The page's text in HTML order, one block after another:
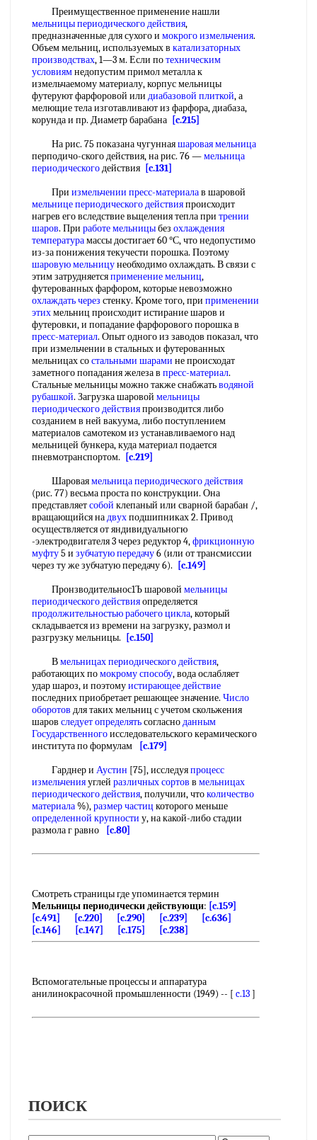
Преимущественное применение нашли
мельницы периодического действия,
предназначенные для сухого и мокрого измельчения.
Объем мельниц, используемых в катализаторных
производствах, 1—3 м. Если потехническим
условиямнедопустим примол металла к
измельчаемому материалу, корпус мельницы
футеруют фарфоровой или диабазовой плиткой, а
мелющие тела изготавливают из фарфора, диабаза,
корунда и пр. Диаметр барабана [c.215]
На рис. 75 показана чугуннаяшаровая мельница
перподичо-ского действия, на рис. 76 —мельница
периодическогодействия [c.131]
При измельчении пресс-материалав шаровой
мельнице периодического действияпроисходит
нагрев его вследствие вьщеления тепла при трении
шаров. При работе мельницыбез охлаждения
температурамассы достигает 60 °С, что недопустимо
из-за понижения текучести порошка. Поэтому
шаровую мельницунеобходимо охлаждать. В связи с
этим затрудняетсяприменение мельниц,
футерованных фарфором, которые невозможно
охлаждать через стенку. Кроме того, при применении
этихмельниц происходит истирание шаров и
футеровки, и попадание фарфорового порошка в
пресс-материал. Опыт одного из заводов показал, что
при измельчении в стальных и футерованных
мельницах состальными шарами не происходат
заметного попадания железа в пресс-материал.
Стальные мельницы можно также снабжатьводяной
рубашкой. Загрузка шаровой мельницы
периодического действияпроизводится либо
созданием в ней вакуума, либо поступлением
материалов самотеком из устанавливаемого над
мельницей бункера, куда материал подается
пневмотранспортом.
[c.219]
Шароваямельница периодического действия
(рис. 77) весьма проста по конструкции. Она
представляетсобой клепаный или сварной барабан /,
вращающийся надвухподшипниках 2. Привод
осуществляется от яндивидуальногю
-электродвигателя 3 через редуктор 4,фрикционную
муфту5 и зубчатую передачу6 (или от трансмиссии
через ту же зубчатую передачу 6).
[c.149]
Пронзводительнос1Ъ шаровой мельницы
периодического действияопределяется
продолжительностью рабочего цикла, который
складывается из времени на загрузку, размол и
разгрузку мельницы.
[c.150]
Вмельницах периодического действия,
работающих помокрому способу, вода ослабляет
удар шароз, и поэтомуистирающее действие
последних приобретает решающее значение. Число
оборотов для таких мельниц с учетом скольжения
шаров следует определятьсогласноданным
Государственногоисследовательского керамического
института по формулам
[c.179]
Гарднер и Аустин [75], исследуяпроцесс
измельченияуглей различных сортов в мельницах
периодического действия, получили, чтоколичество
материала%),размер частиц которого меньше
определенной крупности у, на какой-либо стадии
размола г равно
[c.80]
Смотреть страницы где упоминается термин
Мельницы периодически действующи: [c.159]
[c.491]
[c.220] [c.290] [c.239]
[c.636]
[c.146]
[c.147] [c.175] [c.238]
Вспомогательные процессы и аппаратура
анилинокрасочной промышленности (1949) -- [ c.13]
ПОИСК